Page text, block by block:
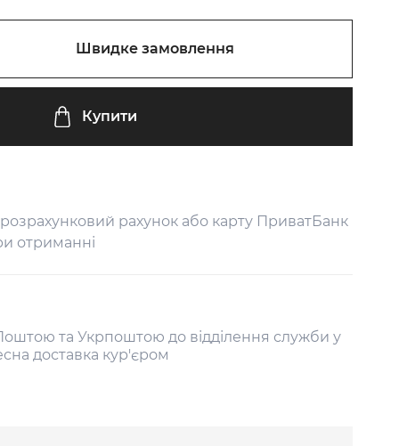
Швидке замовлення
Купити
рахунок або карту ПриватБанк
отриманні
та Укрпоштою до відділення служби у
доставка кур'єром